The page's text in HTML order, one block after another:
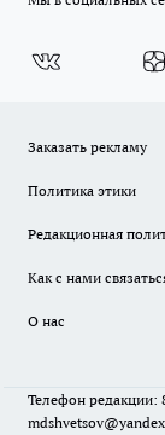
Заказать рекламу
Политика этики
Редакционная
Как с нами
О нас
Телефон редакции: